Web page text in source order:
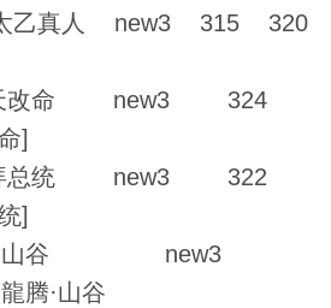
太乙真人 new3 315 320
逆天改命 new3 324
]
膜拜总统 new3 322
]
龙腾山谷 new3
·山谷